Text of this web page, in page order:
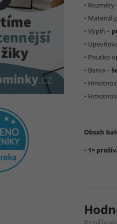
•
• Materiál
• Výplň –
•
• Poutko
• Barva –
•
•
Obsah
• 1×